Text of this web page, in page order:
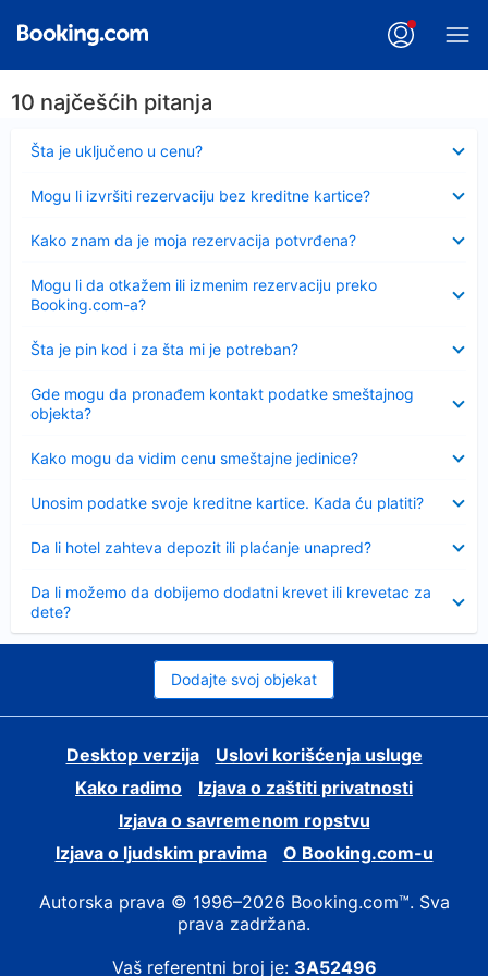
10 najčešćih pitanja
Šta je uključeno u cenu?
Sažeto
Mogu li izvršiti rezervaciju bez kreditne kartice?
Kako znam da je moja rezervacija potvrđena?
Mogu li da otkažem ili izmenim rezervaciju preko
Booking.com-a?
Šta je pin kod i za šta mi je potreban?
Sažeto
Gde mogu da pronađem kontakt podatke smeštajnog
objekta?
Kako mogu da vidim cenu smeštajne jedinice?
Unosim podatke svoje kreditne kartice. Kada ću platiti?
Da li hotel zahteva depozit ili plaćanje unapred?
Da li možemo da dobijemo dodatni krevet ili krevetac za
dete?
Dodajte svoj objekat
Desktop verzija
Uslovi korišćenja usluge
Kako radimo
Izjava o zaštiti privatnosti
Izjava o savremenom ropstvu
Izjava o ljudskim pravima
О Booking.com-u
Autorska prava © 1996–2026 Booking.com™. Sva
prava zadržana.
Vaš referentni broj je: 3A52496